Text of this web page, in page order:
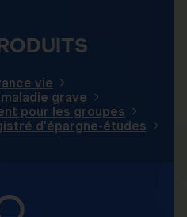
vie
grave
pour les groupes
d’épargne-études